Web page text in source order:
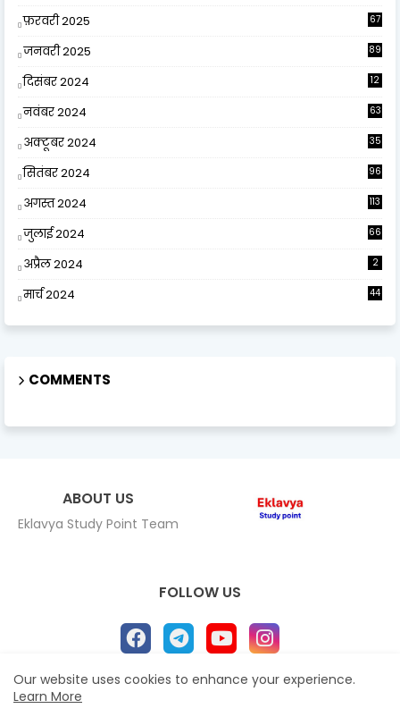
फ़रवरी 2025 67
जनवरी 2025 89
दिसंबर 2024
12
नवंबर 2024 63
अक्टूबर 2024 35
सितंबर 2024 96
अगस्त 2024 113
जुलाई 2024 66
अप्रैल 2024 2
मार्च 2024 44
COMMENTS
ABOUT US
Eklavya Study Point Team
FOLLOW US
Home
Our website uses cookies to enhance your experience.
Learn More